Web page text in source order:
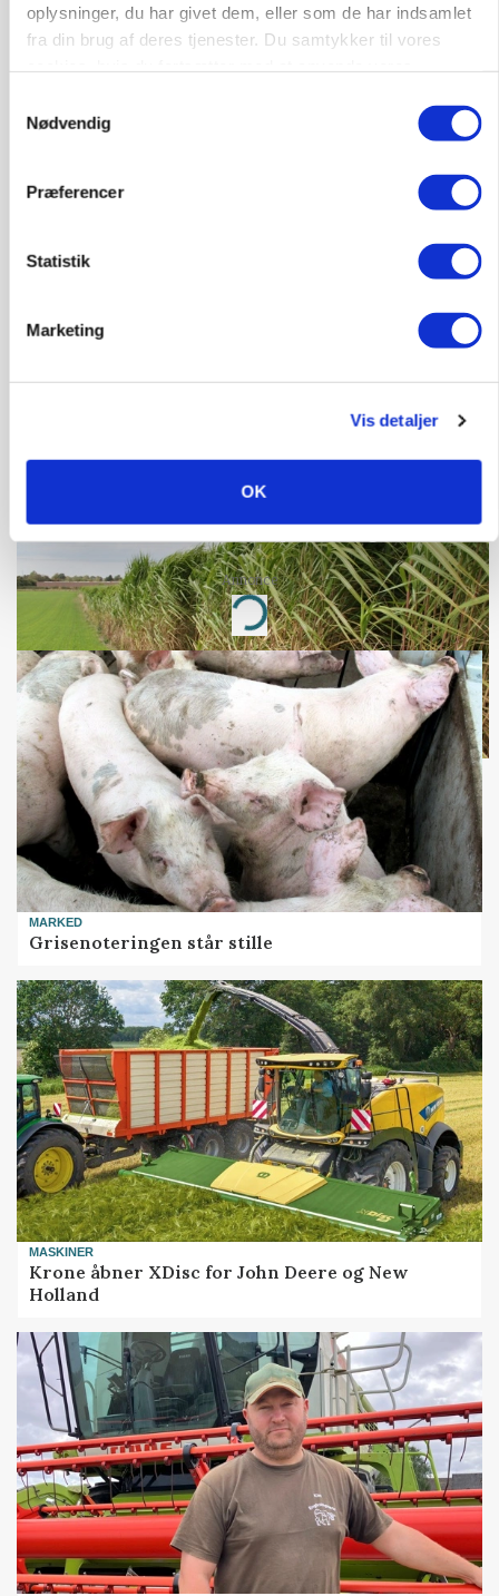
oplysninger, du har givet dem, eller som de har indsamlet
fra din brug af deres tjenester. Du samtykker til vores
Nødvendig
Præferencer
Statistik
Marketing
Vis detaljer
OK
Svineproducenter kalder Danish Crowns pris en
katastrofe
Forserie til selvkørende skårlægger afprøves i år
Annonce
Markvandring sætter fokus på elefantgræs
Annonce
Loading...
MARKED
Grisenoteringen står stille
MASKINER
Krone åbner XDisc for John Deere og New
Holland